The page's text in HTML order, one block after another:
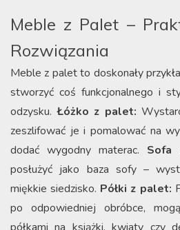
Meble z Palet –
Rozwiązania
Meble z palet to doskonały
stworzyć coś funkcjonalnego i
odzysku.Łóżko z palet:
zeszlifować je i pomalować na
dodać wygodny materac. Sofa
posłużyć jako baza sofy –
miękkie siedzisko. Półki z palet:
po odpowiedniej obróbce,